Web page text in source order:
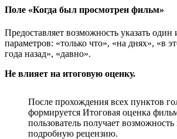
Поле «Когда был просмотрен фильм»
Предоставляет возможность указать
параметров: «только что», «на днях», «в
года назад», «давно».
Не влияет на итоговую оценку.
После прохождения всех пунктов
формируется Итоговая оценка
пользователь получает возможность
подробную рецензию.